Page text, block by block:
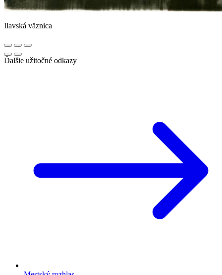
Ilavská väznica
Ďalšie užitočné odkazy